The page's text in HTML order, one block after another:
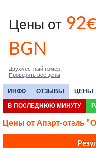
Цены от
BGN
Двухместный номер
Проверить все цены
ИНФО ОТЗЫВЫ ЦЕНЫ
В ПОСЛЕДНЮЮ МИНУТУ
Цены от Апарт-отель